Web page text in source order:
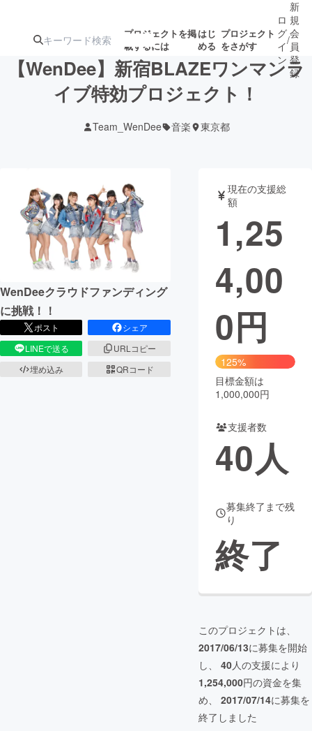
プロジェクトを掲
載するには
はじ
める
プロジェクト
をさがす
ターン
ジェクト
募集終了が近いプ
ロジェクト
アート・写真 音楽
テクノロジー・ガジェット ゲーム・サ
映像・映画
ビジネス・起業
まちづくり・地域活性化
CAMPFIRE Creation
コミュニティ
ロ
グ
イ
ン
/
新
規
会
員
登
録
【WenDee】新宿BLAZEワンマンラ
イブ特効プロジェクト！
Team_WenDee 音楽 東京都
WenDeeクラウドファンディング
に挑戦！！
ポスト
シェア
LINEで送る
URLコピー
埋め込み
QRコード
現在の支援総
額
1,25
4,00
0円
125%
目標金額は
1,000,000円
支援者数
40人
募集終了まで残
り
終了
このプロジェクトは、
2017/06/13に募集を開始
し、 40人の支援により
1,254,000円の資金を集
め、 2017/07/14に募集を
終了しました